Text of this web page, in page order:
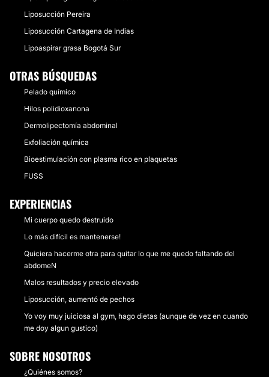
Liposucción Pereira
Liposucción Cartagena de Indias
Lipoaspirar grasa Bogotá Sur
OTRAS BÚSQUEDAS
Pelado químico
Hilos polidioxanona
Dermolipectomía abdominal
Exfoliación química
Bioestimulación con plasma rico en plaquetas
FUSS
EXPERIENCIAS
Mi cuerpo quedo destruido
Lo más difícil es mantenerse!
Quiciera hacerme otra para quitar lo que me quedo faltando del
abdomeN
Malos resultados y precio elevado
Liposucción, aumentó de pechos
Yo voy muy juiciosa al gym, hago dietas (aunque de vez en cuando
me doy algun gustico)
SOBRE NOSOTROS
¿Quiénes somos?